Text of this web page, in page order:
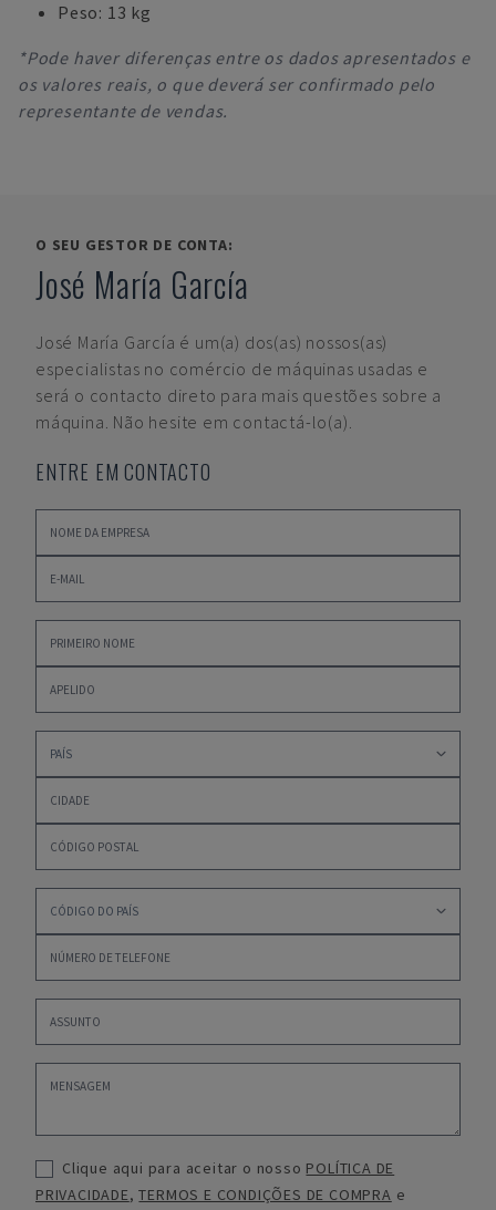
Peso: 13 kg
*Pode haver diferenças entre os dados apresentados e
os valores reais, o que deverá ser confirmado pelo
representante de vendas.
O SEU GESTOR DE CONTA:
José María García
José María García é um(a) dos(as) nossos(as)
especialistas no comércio de máquinas usadas e
será o contacto direto para mais questões sobre a
máquina. Não hesite em contactá-lo(a).
ENTRE EM CONTACTO
Clique aqui para aceitar o nosso POLÍTICA DE
PRIVACIDADE,TERMOS E CONDIÇÕES DE COMPRA e